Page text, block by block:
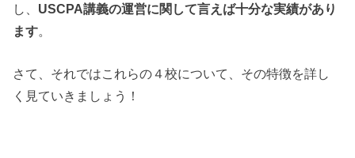
し、 USCPA講義の運営に関して言えば十分な実績があり
ます。
さて、それではこれらの４校について、その特徴を詳し
く見ていきましょう！